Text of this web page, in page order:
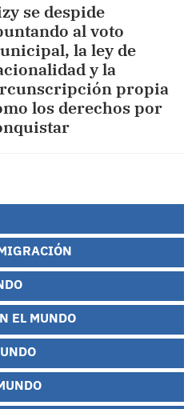
se despide
al voto
la ley de
y la
propia
los derechos por
EL MUNDO